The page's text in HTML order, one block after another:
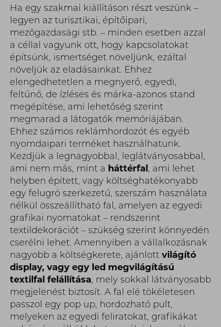
Ha egy szakmai kiállításon részt veszünk –
legyen az turisztikai, építőipari,
mezőgazdasági stb. – minden esetben azzal
a céllal vagyunk ott, hogy kapcsolatokat
építsünk, ismertséget növeljünk, ezáltal
növeljük az eladásainkat. Ehhez
elengedhetetlen a megnyerő, egyedi,
feltűnő, de ízléses és márka-azonos stand
megépítése, ami lehetőség szerint
megmarad a látogatók memóriájában.
Ehhez számos reklámhordozót és egyéb
nyomdaipari terméket használhatunk.
Kezdjük a legnagyobbal, leglátványosabbal,
ami nem más, mint a háttérfal, ami lehet
helyben épített, vagy költséghatékonyabb
egy felugró szerkezetű, szerszám használata
nélkül összeállítható fal, amelyen az egyedi
grafikai nyomatokat – rendszerint
textildekorációt – szükség szerint könnyedén
cserélni lehet. Amennyiben a vállalkozásnak
nagyobb a költségkerete, ajánlott világító
display, vagy egy led megvilágítású
textilfal felállítása, mely sokkal látványosabb
megjelenést biztosít. A fal elé tökéletesen
passzol egy pop up, hordozható pult,
melyeken az egyedi feliratokat, grafikákat